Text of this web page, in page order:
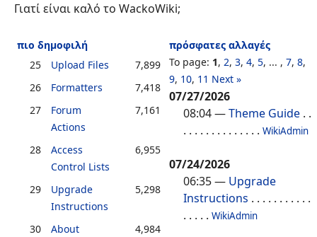
Γιατί είναι καλό το WackoWiki;
πιο δημοφιλή
25
Upload Files
7,899
26
Formatters
7,418
27
Forum
Actions
7,161
28
Access
Control Lists
6,955
29
Upgrade
Instructions
5,298
30
About
4,984
πρόσφατες αλλαγές
To page: 1, 2, 3, 4, 5, ... , 7, 8,
9, 10, 11 Next »
07/27/2026
08:04—Theme Guide . .
. . . . . . . . . . . . . . WikiAdmin
07/24/2026
06:35— Upgrade
Instructions . . . . . . . . . . .
. . . . . WikiAdmin